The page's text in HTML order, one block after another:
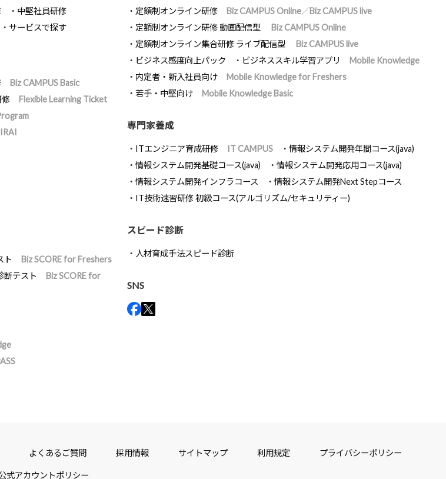
中堅社員研修
サービスで探す
Biz CAMPUS Basic
修
Flexible Learning Ticket
ト
Biz SCORE for Freshers
断テスト
Biz SCORE for
定額制オンライン研修
Biz CAMPUS Online／Biz CAMPUS live
定額制オンライン研修 動画配信型
Biz CAMPUS Online
定額制オンライン集合研修 ライブ配信型
Biz CAMPUS live
ビジネス感度向上パック
ビジネススキル学習アプリ
Mobile Knowledge
内定者・新入社員向け
Mobile Knowledge for Freshers
若手・中堅向け
Mobile Knowledge Basic
専門家養成
ITエンジニア育成研修 IT CAMPUS
情報システム開発年間コース(java)
情報システム開発基礎コース(java)
情報システム開発応用コース(java)
情報システム開発インフラコース
情報システム開発Next Stepコース
IT技術速習研修 初級コース(アルゴリズム/セキュリティー)
スピード診断
人材育成手法スピード診断
SNS
よくあるご質問 採用情報 サイトマップ 利用規定 プライバシーポリシー
式アカウントポリシー